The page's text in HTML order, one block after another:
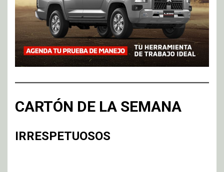
CARTÓN DE LA SEMANA
IRRESPETUOSOS